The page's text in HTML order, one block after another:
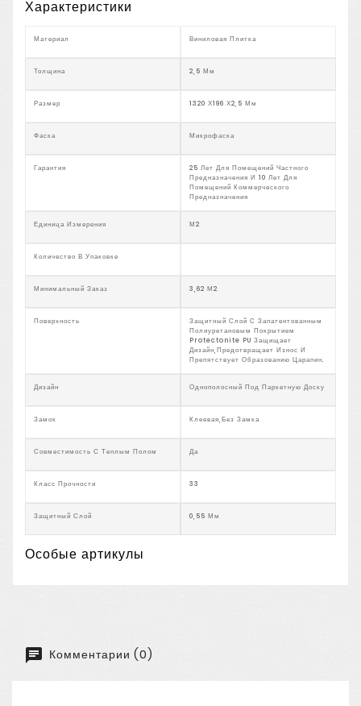
Характеристики
Материал Виниловая Плитка
Толщина 2,5 Мм
Размер 1320 Х196 Х2,5 Мм
Фаска Микрофаска
Гарантия
25 Лет Для Помещений Частного
Предназначения И 10 Лет Для
Помещений Коммерческого
Предназначения
Единица Измерения М2
Количество В Упаковке
Минимальный Заказ 3,62 М2
Поверхность
Защитный Слой С Запатентованным
Полиуретановым Покрытием
Protectonite PU Защищает
Дизайн,предотвращает Износ И
Препятствует Образованию Царапин.
Дизайн Однополосный Под Паркетную Доску
Замок Клеевая,без Замка
Совместимость С Теплым Полом Да
Класс Прочности 33
Защитный Слой 0,55 Мм
Особые артикулы
Комментарии (0)